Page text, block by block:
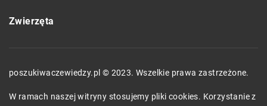
Zwierzęta
poszukiwaczewiedzy.pl © 2023. Wszelkie prawa zastrzeżone.
W ramach naszej witryny stosujemy pliki cookies. Korzystanie z